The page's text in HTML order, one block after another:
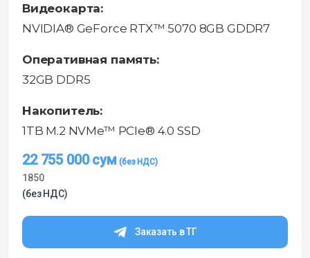
Видеокарта:
NVIDIA® GeForce RTX™ 5070 8GB GDDR7
Оперативная память:
32GB DDR5
Накопитель:
1TB M.2 NVMe™ PCIe® 4.0 SSD
22 755 000сум
1850
(без НДС)
Заказать в ТГ